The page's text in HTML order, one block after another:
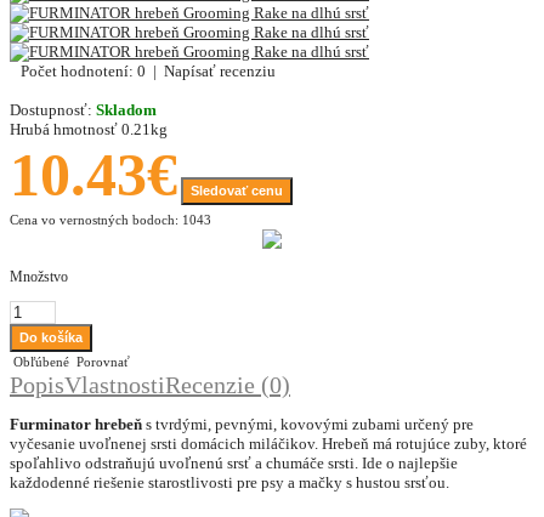
Počet hodnotení: 0 | Napísať recenziu
Dostupnosť: Skladom
Hrubá hmotnosť 0.21kg
10.43€
Sledovať cenu
Cena vo vernostných bodoch: 1043
Množstvo
Obľúbené Porovnať
PopisVlastnostiRecenzie (0)
Furminator hrebeň s tvrdými, pevnými, kovovými zubami určený pre
vyčesanie uvoľnenej srsti domácich miláčikov. Hrebeň má rotujúce zuby, ktoré
spoľahlivo odstraňujú uvoľnenú srsť a chumáče srsti. Ide o najlepšie
každodenné riešenie starostlivosti pre psy a mačky s hustou srsťou.